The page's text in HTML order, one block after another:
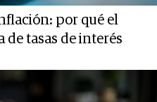
por qué el
de tasas de interés